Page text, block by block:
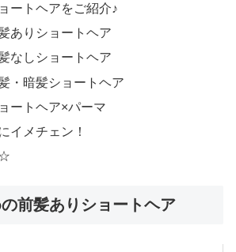
ートヘアをご紹介♪
ありショートヘア
なしショートヘア
・暗髪ショートヘア
ートヘア×パーマ
イメチェン！
☆
前髪ありショートヘア